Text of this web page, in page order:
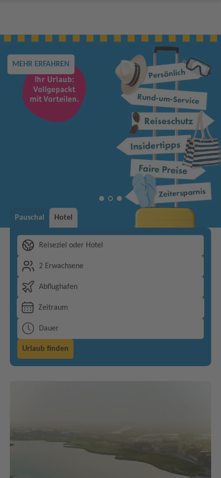
Traumurlaub auf Mauritius
BEACHCOMBER HOTELS ENTDECKEN
Pauschal Hotel
Reiseziel oder Hotel
2 Erwachsene
Abflughafen
Zeitraum
Dauer
Urlaub finden